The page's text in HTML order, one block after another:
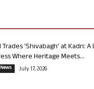
‘Shivabagh’ at Kadri:
Where Heritage Meets...
July 17, 2026